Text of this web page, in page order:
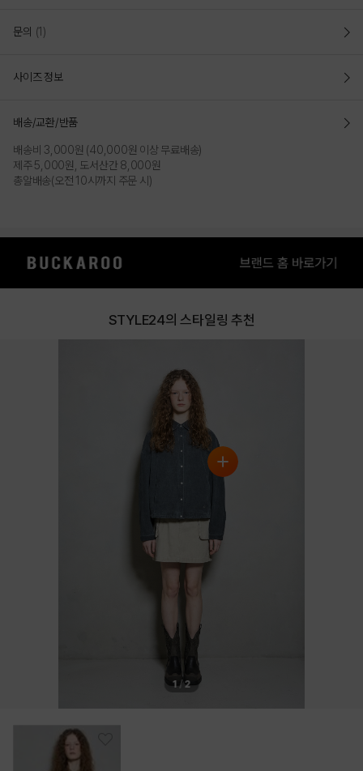
문의 (1)
사이즈 정보
배송/교환/반품
배송비 3,000원 (40,000원 이상 무료배송)
제주 5,000원, 도서산간 8,000원
총알배송(오전 10시까지 주문 시)
STYLE24의 스타일링 추천
1 /2